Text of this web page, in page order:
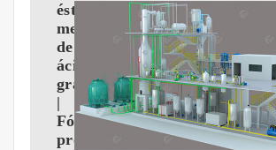
ésteres
metílicos
de
ácidos
grasos
|
Fórmula,
propiedades